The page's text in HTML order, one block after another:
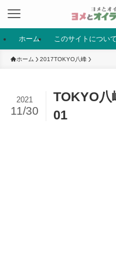
ホーム このサイトについ
ホーム 2017TOKYO八峰
TOKYO
01
2021
11/30